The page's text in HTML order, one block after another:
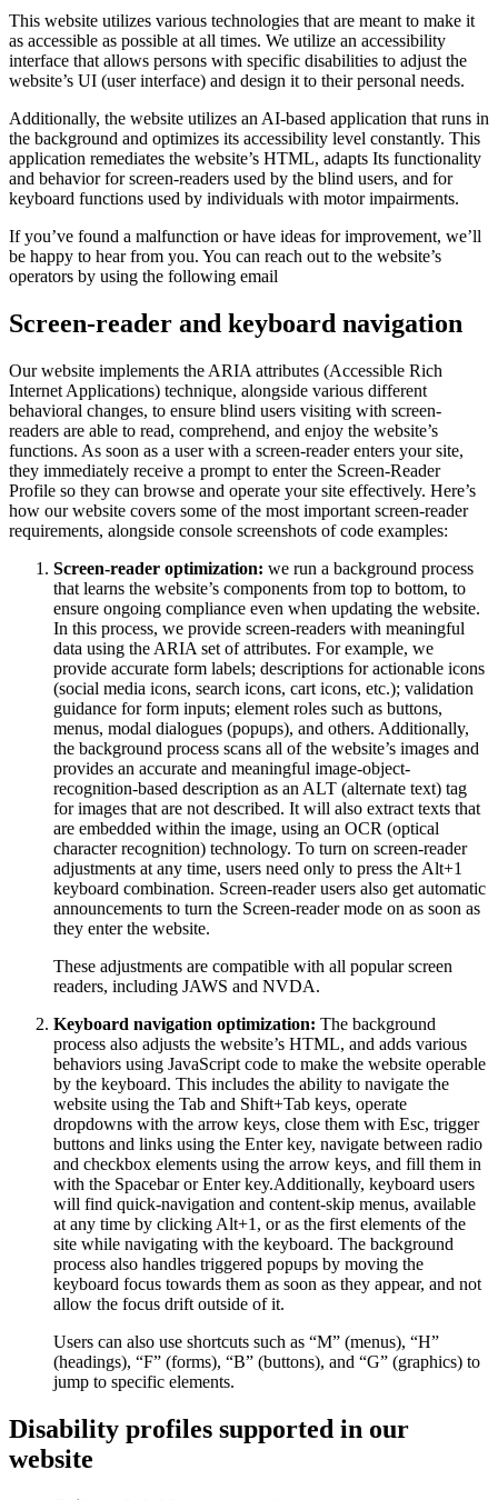
This website utilizes various technologies that are meant to make it
as accessible as possible at all times. We utilize an accessibility
interface that allows persons with specific disabilities to adjust the
website’s UI (user interface) and design it to their personal needs.
Additionally, the website utilizes an AI-based application that runs in
the background and optimizes its accessibility level constantly. This
application remediates the website’s HTML, adapts Its functionality
and behavior for screen-readers used by the blind users, and for
keyboard functions used by individuals with motor impairments.
If you’ve found a malfunction or have ideas for improvement, we’ll
be happy to hear from you. You can reach out to the website’s
operators by using the following email
Screen-reader and keyboard navigation
Our website implements the ARIA attributes (Accessible Rich
Internet Applications) technique, alongside various different
behavioral changes, to ensure blind users visiting with screen-
readers are able to read, comprehend, and enjoy the website’s
functions. As soon as a user with a screen-reader enters your site,
they immediately receive a prompt to enter the Screen-Reader
Profile so they can browse and operate your site effectively. Here’s
how our website covers some of the most important screen-reader
requirements, alongside console screenshots of code examples:
Screen-reader optimization: we run a background process
that learns the website’s components from top to bottom, to
ensure ongoing compliance even when updating the website.
In this process, we provide screen-readers with meaningful
data using the ARIA set of attributes. For example, we
provide accurate form labels; descriptions for actionable icons
(social media icons, search icons, cart icons, etc.); validation
guidance for form inputs; element roles such as buttons,
menus, modal dialogues (popups), and others. Additionally,
the background process scans all of the website’s images and
provides an accurate and meaningful image-object-
recognition-based description as an ALT (alternate text) tag
for images that are not described. It will also extract texts that
are embedded within the image, using an OCR (optical
character recognition) technology. To turn on screen-reader
adjustments at any time, users need only to press the Alt+1
keyboard combination. Screen-reader users also get automatic
announcements to turn the Screen-reader mode on as soon as
they enter the website.
These adjustments are compatible with all popular screen
readers, including JAWS and NVDA.
Keyboard navigation optimization: The background
process also adjusts the website’s HTML, and adds various
behaviors using JavaScript code to make the website operable
by the keyboard. This includes the ability to navigate the
website using the Tab and Shift+Tab keys, operate
dropdowns with the arrow keys, close them with Esc, trigger
buttons and links using the Enter key, navigate between radio
and checkbox elements using the arrow keys, and fill them in
with the Spacebar or Enter key.Additionally, keyboard users
will find quick-navigation and content-skip menus, available
at any time by clicking Alt+1, or as the first elements of the
site while navigating with the keyboard. The background
process also handles triggered popups by moving the
keyboard focus towards them as soon as they appear, and not
allow the focus drift outside of it.
Users can also use shortcuts such as “M” (menus), “H”
(headings), “F” (forms), “B” (buttons), and “G” (graphics) to
jump to specific elements.
Disability profiles supported in our
website